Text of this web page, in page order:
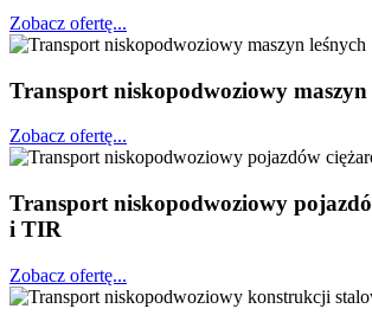
Zobacz ofertę...
Transport niskopodwoziowy maszyn
Zobacz ofertę...
Transport niskopodwoziowy
i TIR
Zobacz ofertę...